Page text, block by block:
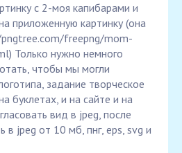
с 2-моя капибарами и
приложенную картинку (она
freepng/mom-
Только нужно немного
чтобы мы могли
задание творческое
буклетах, и на сайте и на
вид в jpeg, после
в jpeg от 10 мб, пнг, eps, svg и